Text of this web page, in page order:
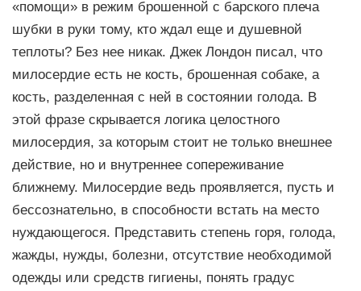
«помощи» в режим брошенной с барского плеча
шубки в руки тому, кто ждал еще и душевной
теплоты? Без нее никак. Джек Лондон писал, что
милосердие есть не кость, брошенная собаке, а
кость, разделенная с ней в состоянии голода. В
этой фразе скрывается логика целостного
милосердия, за которым стоит не только внешнее
действие, но и внутреннее сопереживание
ближнему. Милосердие ведь проявляется, пусть и
бессознательно, в способности встать на место
нуждающегося. Представить степень горя, голода,
жажды, нужды, болезни, отсутствие необходимой
одежды или средств гигиены, понять градус